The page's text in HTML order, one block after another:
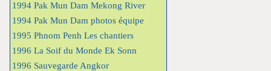
1994 Pak Mun Dam Mekong River
1994 Pak Mun Dam photos équipe
1995 Phnom Penh Les chantiers
1996 La Soif du Monde Ek Sonn
1996 Sauvegarde Angkor